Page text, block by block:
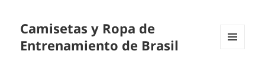
Camisetas y Ropa de
Entrenamiento de Brasil